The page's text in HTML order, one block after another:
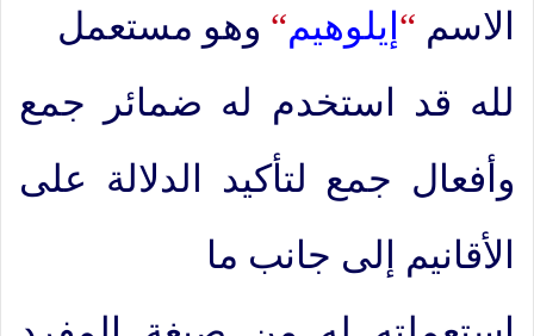
الاسم “ إيلوهيم“ وهو مستعمل
لله قد استخدم له ضمائر جمع
وأفعال جمع لتأكيد الدلالة على
الأقانيم إلى جانب ما